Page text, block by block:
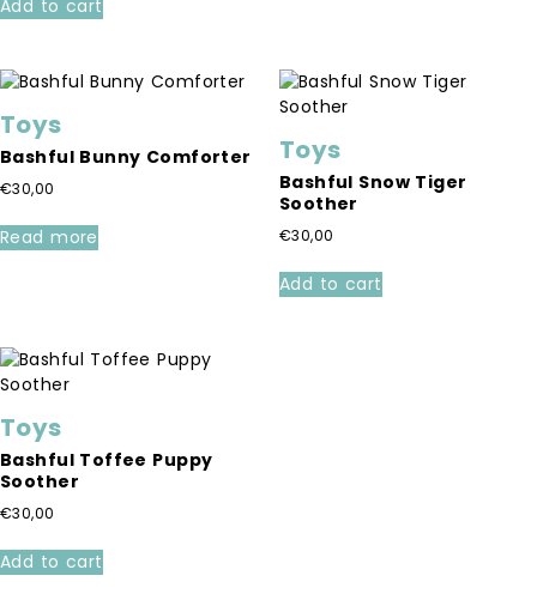
Add to cart
Toys
Bashful Bunny Comforter
€30,00
Read more
Toys
Bashful Snow Tiger
Soother
€30,00
Add to cart
Toys
Bashful Toffee Puppy
Soother
€30,00
Add to cart